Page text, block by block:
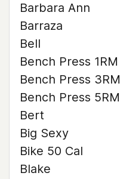
Barbara Ann
Barraza
Bell
Bench Press 1RM
Bench Press 3RM
Bench Press 5RM
Bert
Big Sexy
Bike 50 Cal
Blake